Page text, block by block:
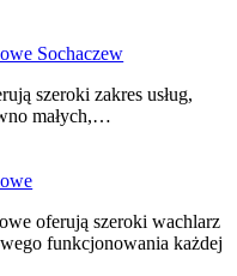
Sochaczew
szeroki zakres usług,
małych,…
oferują szeroki wachlarz
funkcjonowania każdej